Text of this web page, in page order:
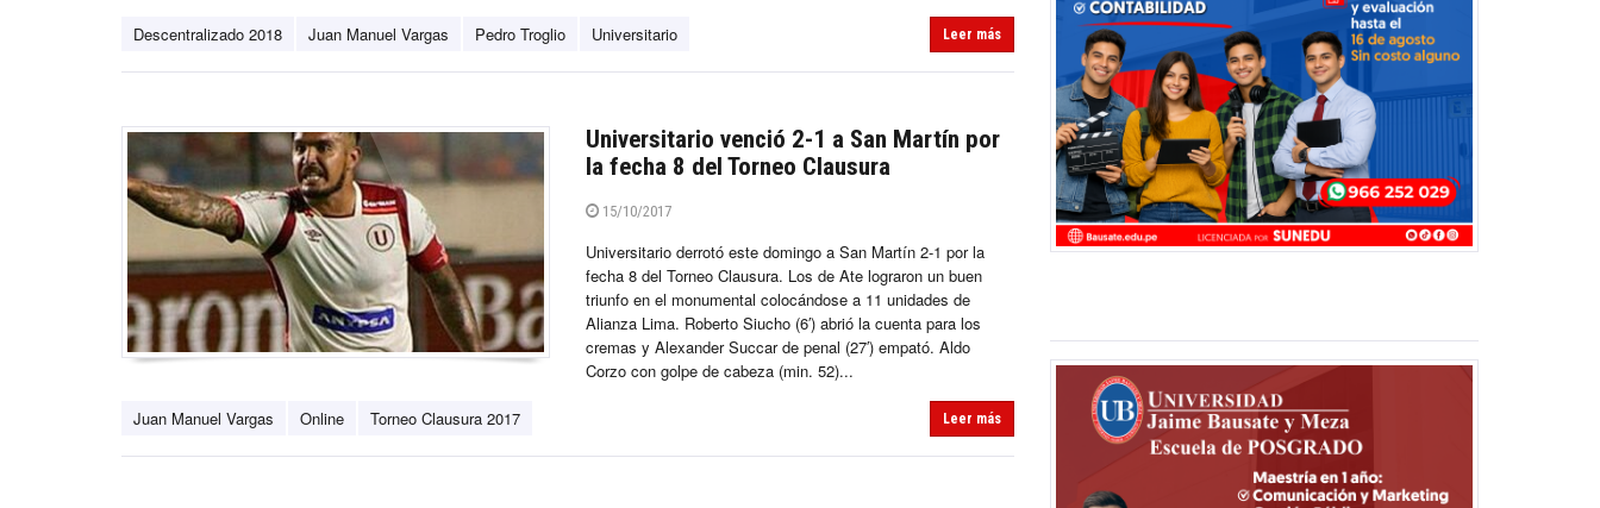
Descentralizado 2018 Juan Manuel Vargas Pedro Troglio Universitario Leer más
Universitario venció 2-1 a San Martín por
la fecha 8 del Torneo Clausura
15/10/2017
Universitario derrotó este domingo a San Martín 2-1 por la
fecha 8 del Torneo Clausura. Los de Ate lograron un buen
triunfo en el monumental colocándose a 11 unidades de
Alianza Lima. Roberto Siucho (6′) abrió la cuenta para los
cremas y Alexander Succar de penal (27′) empató. Aldo
Corzo con golpe de cabeza (min. 52)...
Juan Manuel Vargas Online Torneo Clausura 2017 Leer más